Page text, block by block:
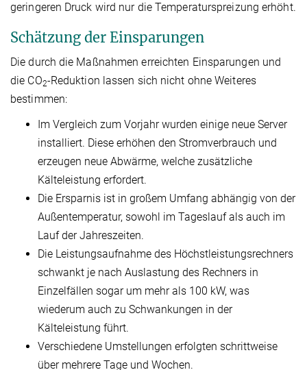
geringeren Druck wird nur die Temperaturspreizung erhöht.
Schätzung der Einsparungen
Die durch die Maßnahmen erreichten Einsparungen und
die CO2-Reduktion lassen sich nicht ohne Weiteres
bestimmen:
Im Vergleich zum Vorjahr wurden einige neue Server
installiert. Diese erhöhen den Stromverbrauch und
erzeugen neue Abwärme, welche zusätzliche
Kälteleistung erfordert.
Die Ersparnis ist in großem Umfang abhängig von der
Außentemperatur, sowohl im Tageslauf als auch im
Lauf der Jahreszeiten.
Die Leistungsaufnahme des Höchstleistungsrechners
schwankt je nach Auslastung des Rechners in
Einzelfällen sogar um mehr als 100 kW, was
wiederum auch zu Schwankungen in der
Kälteleistung führt.
Verschiedene Umstellungen erfolgten schrittweise
über mehrere Tage und Wochen.